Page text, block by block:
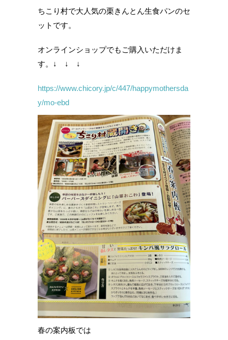
ちこり村で大人気の栗きんとん生食パンのセ
ットです。
オンラインショップでもご購入いただけま
す。↓ ↓ ↓
https://www.chicory.jp/c/447/happymothersda
y/mo-ebd
春の案内板では